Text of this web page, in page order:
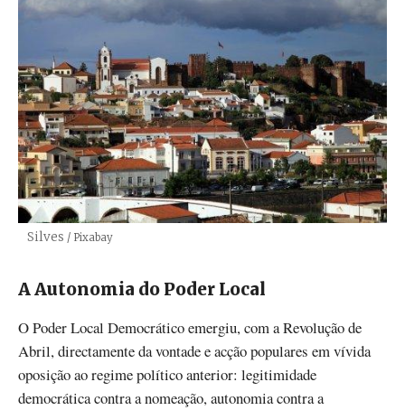
Silves Créditos
/ Pixabay
A Autonomia do Poder Local
O Poder Local Democrático emergiu, com a Revolução de
Abril, directamente da vontade e acção populares em vívida
oposição ao regime político anterior: legitimidade
democrática contra a nomeação, autonomia contra a